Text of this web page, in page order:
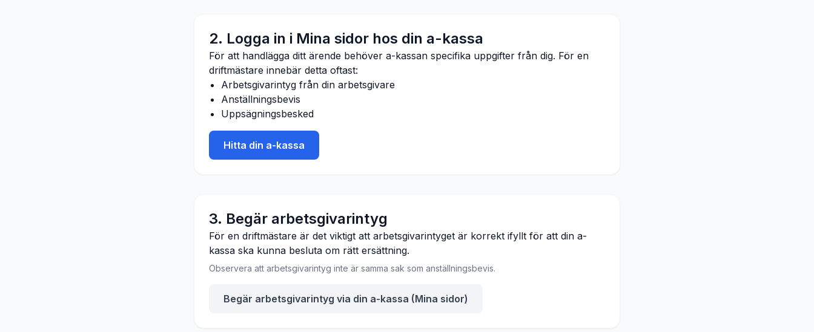
2. Logga in i Mina sidor hos din a-kassa
För att handlägga ditt ärende behöver a-kassan specifika uppgifter från dig. För en
driftmästare innebär detta oftast:
Arbetsgivarintyg från din arbetsgivare
Anställningsbevis
Uppsägningsbesked
Hitta din a-kassa
3. Begär arbetsgivarintyg
För en driftmästare är det viktigt att arbetsgivarintyget är korrekt ifyllt för att din a-
kassa ska kunna besluta om rätt ersättning.
Observera att arbetsgivarintyg inte är samma sak som anställningsbevis.
Begär arbetsgivarintyg via din a-kassa (Mina sidor)